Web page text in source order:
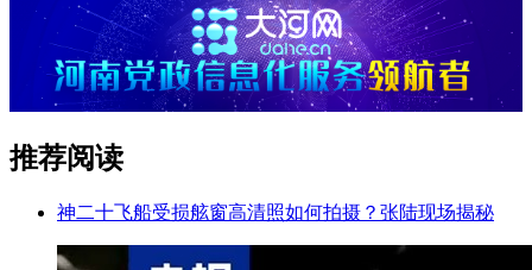
推荐阅读
神二十飞船受损舷窗高清照如何拍摄？张陆现场揭秘